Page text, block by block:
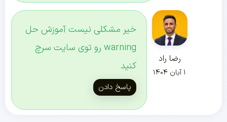
رضا راد
۱ آبان ۱۴۰۴
خیر مشکلی نیست آموزش حل
warning رو توی سایت سرچ
کنید
پاسخ دادن